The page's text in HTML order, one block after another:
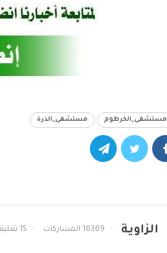
مستشفى_الخرطوم مستشفى_الذرة
الزاوية 16369 المشاركات 15 تعليقات